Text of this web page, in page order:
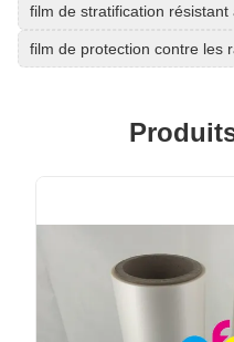
film de stratification résistant
film de protection contre les